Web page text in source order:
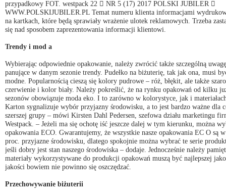
przypadkowy FOT. westpack 22  NR 5 (17) 2017 POLSKI JUBILER 
WWW.POLSKIJUBILER.PL Temat numeru klienta informacjami
na kartkach, które będą sprawiały wrażenie ulotek reklamowych. Trzeba
się nad sposobem zaprezentowania informacji klientowi.
Trendy i mod a
Wybierając odpowiednie opakowanie, należy zwrócić także szczególną
panujące w danym sezonie trendy. Pudełko na biżuterię, tak jak ona, musi
modne. Popularnością cieszą się kolory pudrowe – róż, błękit, ale także
czerwienie i kolor biały. Należy pokreślić, że na rynku opakowań od kilku
sezonów obowiązuje moda eko. I to zarówno w kolorystyce, jak i
Karton sygnalizuje wybór przyjazny środowisku, a to jest bardzo ważne dla
szerszej grupy – mówi Kirsten Dahl Pedersen, szefowa działu marketingu
Westpack. – Jeżeli ma się ochotę iść jeszcze dalej w tym kierunku, można
opakowania ECO. Gwarantujemy, że wszystkie nasze opakowania EC O są
proc. przyjazne środowisku, dlatego spokojnie można wybrać te serie
jeśli dobry jest stan naszego środowiska – dodaje. Jednocześnie należy
materiały wykorzystywane do produkcji opakowań muszą być najlepszej
jakości bowiem nie powinno się oszczędzać.
Przechowywanie biżuterii